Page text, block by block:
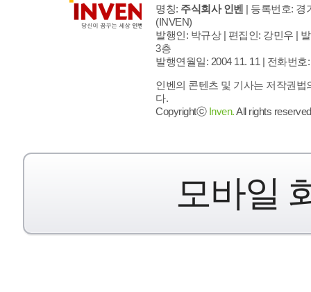
명칭: 주식회사 인벤 | 등록번호: 경
(INVEN)
발행인: 박규상 | 편집인: 강민우 |
3층
발행연월일: 2004 11. 11 | 전화번호
인벤의 콘텐츠 및 기사는 저작권
다.
Copyrightⓒ Inven.All rights
모바일